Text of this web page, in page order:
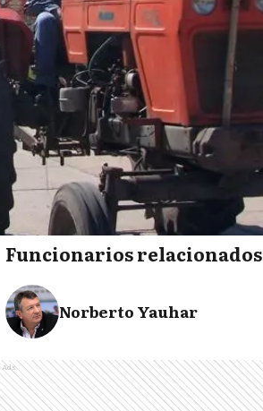
Funcionarios relacionados
Norberto Yauhar
Ads